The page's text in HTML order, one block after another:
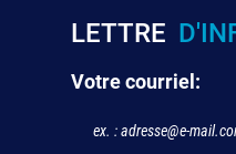
LETTRE
Votre courriel: